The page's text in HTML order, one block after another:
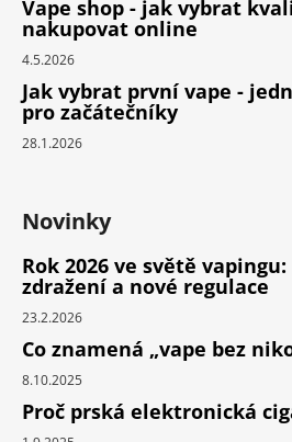
Vape shop - jak vybrat
nakupovat online
4.5.2026
Jak vybrat první vape -
pro začátečníky
28.1.2026
Novinky
Rok 2026 ve světě
zdražení a nové regulace
23.2.2026
Co znamená „vape bez
8.10.2025
Proč prská elektronická